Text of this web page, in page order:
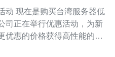
器低
司正在举行优惠活动，为新
优惠的价格获得高性能的云